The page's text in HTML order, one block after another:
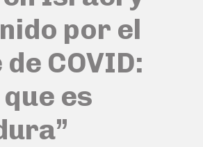
por el
COVID:
es